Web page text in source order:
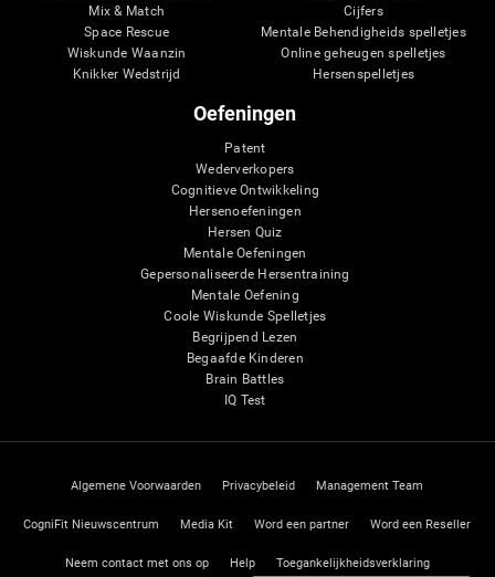
Mix & Match
Space Rescue
Wiskunde Waanzin
Knikker Wedstrijd
Cijfers
Mentale Behendigheids spelletjes
Online geheugen spelletjes
Hersenspelletjes
Oefeningen
Patent
Wederverkopers
Cognitieve Ontwikkeling
Hersenoefeningen
Hersen Quiz
Mentale Oefeningen
Gepersonaliseerde Hersentraining
Mentale Oefening
Coole Wiskunde Spelletjes
Begrijpend Lezen
Begaafde Kinderen
Brain Battles
IQ Test
Algemene Voorwaarden Privacybeleid Management Team
CogniFit Nieuwscentrum Media Kit Word een partner Word een Reseller
Neem contact met ons op Help Toegankelijkheidsverklaring